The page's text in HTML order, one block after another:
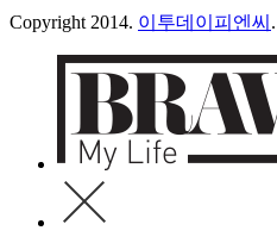
Copyright 2014. 이투데이피엔씨